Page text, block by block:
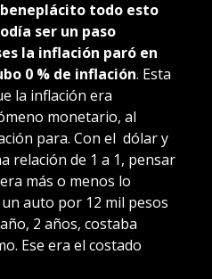
todo esto
ser un paso
la inflación paró en
0 % de inflación. Esta
la inflación era
monetario, al
para. Con el dólar y
relación de 1 a 1, pensar
más o menos lo
auto por 12 mil pesos
2 años, costaba
Ese era el costado